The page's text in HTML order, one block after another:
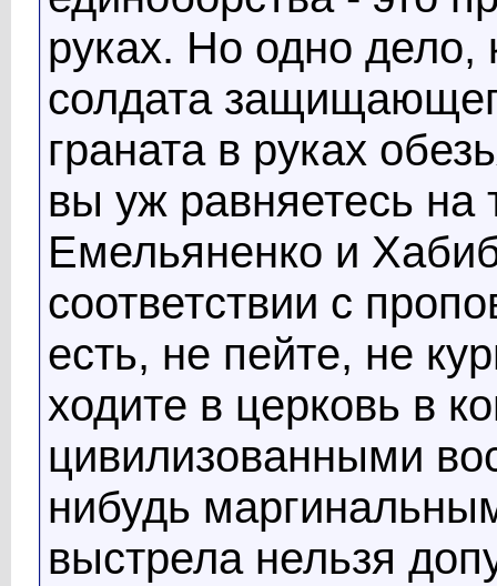
руках. Но одно дело,
солдата
граната в руках
вы уж равняетесь
Емельяненко и
соответствии с
есть, не пейте, не
ходите в церковь в
цивилизованными
нибудь
выстрела нельзя